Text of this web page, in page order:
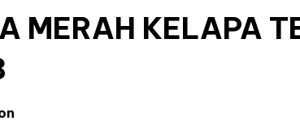
MERAH KELAPA